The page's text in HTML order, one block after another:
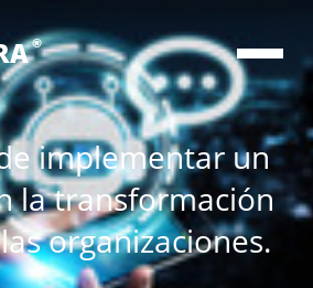
®
implementar un
la transformación
organizaciones.